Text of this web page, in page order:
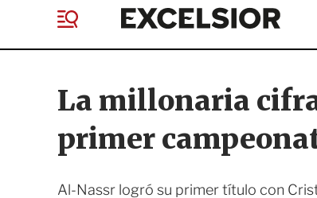
E
x
e
i
o
r
e
La millonaria
primer
Al-Nassr logró su primer título con